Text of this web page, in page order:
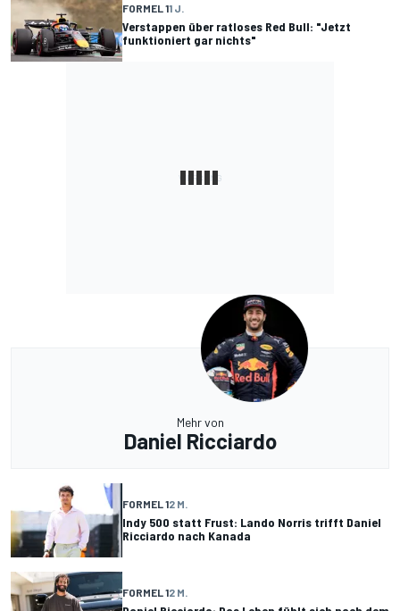
FORMEL 11 J.
Verstappen über ratloses Red Bull: "Jetzt
funktioniert gar nichts"
Mehr von
Daniel Ricciardo
FORMEL 12 M.
Indy 500 statt Frust: Lando Norris trifft Daniel
Ricciardo nach Kanada
FORMEL 12 M.